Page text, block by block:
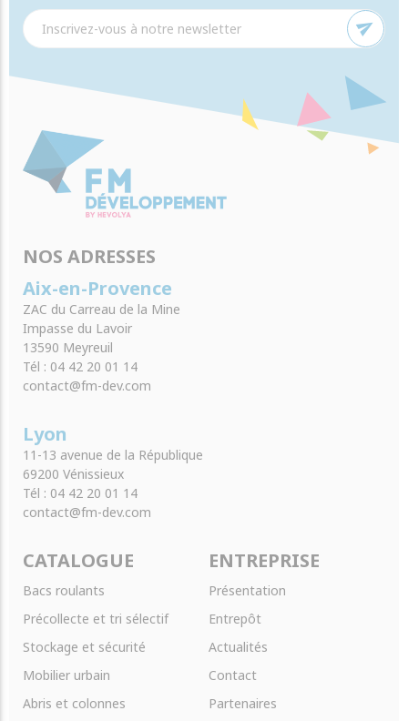
send
NOS ADRESSES
Aix-en-Provence
ZAC du Carreau de la Mine
Impasse du Lavoir
13590 Meyreuil
Tél : 04 42 20 01 14
contact@fm-dev.com
Lyon
11-13 avenue de la République
69200 Vénissieux
Tél : 04 42 20 01 14
contact@fm-dev.com
CATALOGUE
Bacs roulants
Précollecte et tri sélectif
Stockage et sécurité
Mobilier urbain
Abris et colonnes
ENTREPRISE
Présentation
Entrepôt
Actualités
Contact
Partenaires